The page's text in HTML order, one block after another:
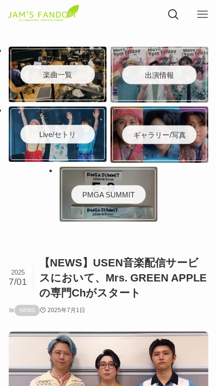
楽曲一覧 出演情報
Live/セトリ ギャラリー/写真
PMGA SUMMIT
【NEWS】USEN音楽配信サービ
スにおいて、Mrs. GREEN APPLE
の専門Chがスタート
2025
7/01
NEWS 2025年7月1日